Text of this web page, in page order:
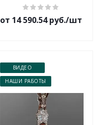
от 14 590.54 руб./шт
ВИДЕО
НАШИ РАБОТЫ